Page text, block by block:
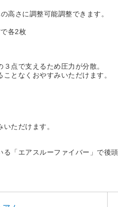
高さに調整可能調整できます。
各2枚
点で支えるため圧力が分散。
となくおやすみいただけます。
ただけます。
「エアスルーファイバー」で後